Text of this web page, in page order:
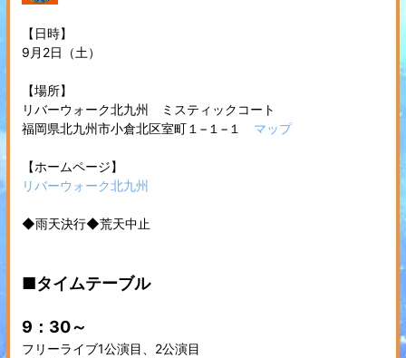
【日時】
9月2日（土）
【場所】
リバーウォーク北九州 ミスティックコート
福岡県北九州市小倉北区室町１−１−１ マップ
【ホームページ】
リバーウォーク北九州
◆雨天決行◆荒天中止
■タイムテーブル
9：30～
フリーライブ1公演目、2公演目